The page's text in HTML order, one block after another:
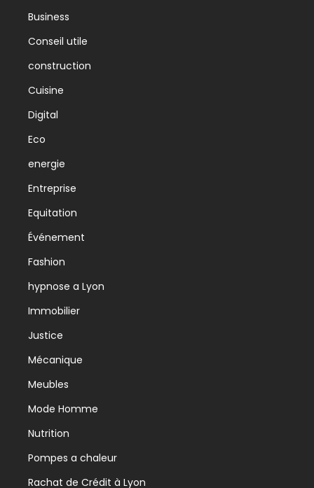
Business
Conseil utile
construction
Cuisine
Digital
Eco
energie
Entreprise
Equitation
Événement
Fashion
hypnose a Lyon
Immobilier
Justice
Mécanique
Meubles
Mode Homme
Nutrition
Pompes a chaleur
Rachat de Crédit à Lyon